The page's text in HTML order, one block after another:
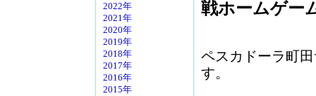
2022年
2021年
2020年
2019年
2018年
2017年
2016年
2015年
戦ホームゲー
ペスカドーラ町
す。